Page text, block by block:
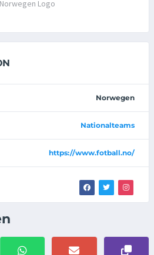
Norwegen
Nationalteams
https://www.fotball.no/